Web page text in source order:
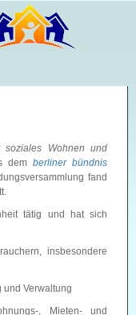
soziales Wohnen und
dem berliner bündnis
fand
tätig und hat sich
insbesondere
und Verwaltung
, Mieten- und